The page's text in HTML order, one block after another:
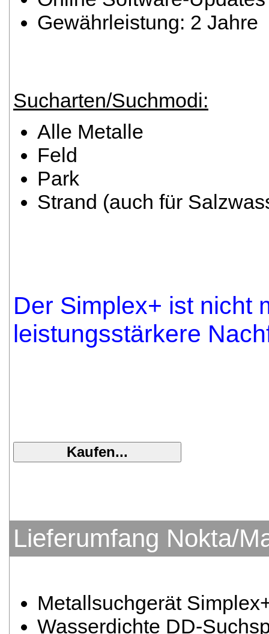
Gewährleistung: 2 Jahre
Sucharten/Suchmodi:
Alle Metalle
Feld
Park
Strand (auch für
Der Simplex+ ist nicht
leistungsstärkere
Lieferumfang Nokta/
Metallsuchgerät
Wasserdichte DD-